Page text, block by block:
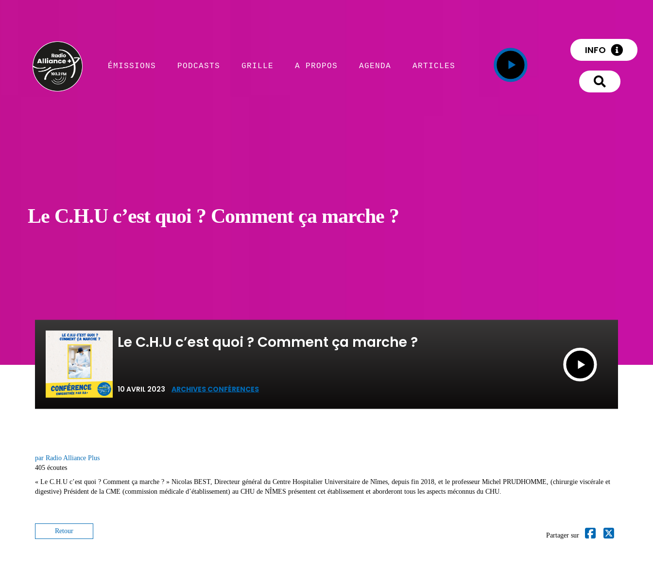
ÉMISSIONS PODCASTS GRILLE A PROPOS AGENDA ARTICLES
INFO
Le C.H.U c’est quoi ? Comment ça marche ?
Le C.H.U c’est quoi ? Comment ça marche ?
10 AVRIL 2023 ARCHIVES CONFÉRENCES
par Radio Alliance Plus
405 écoutes
« Le C.H.U c’est quoi ? Comment ça marche ? » Nicolas BEST, Directeur général du Centre Hospitalier Universitaire de Nîmes, depuis fin 2018, et le professeur Michel PRUDHOMME, (chirurgie viscérale et
digestive) Président de la CME (commission médicale d’établissement) au CHU de NÎMES présentent cet établissement et aborderont tous les aspects méconnus du CHU.
Retour
Partager sur